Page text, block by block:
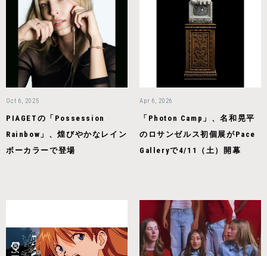
Oct 6, 2025
PIAGETの「Possession
Rainbow」、煌びやかなレイン
ボーカラーで登場
Apr 6, 2026
「Photon Camp」、名和晃平
のロサンゼルス初個展がPace
Galleryで4/11（土）開幕